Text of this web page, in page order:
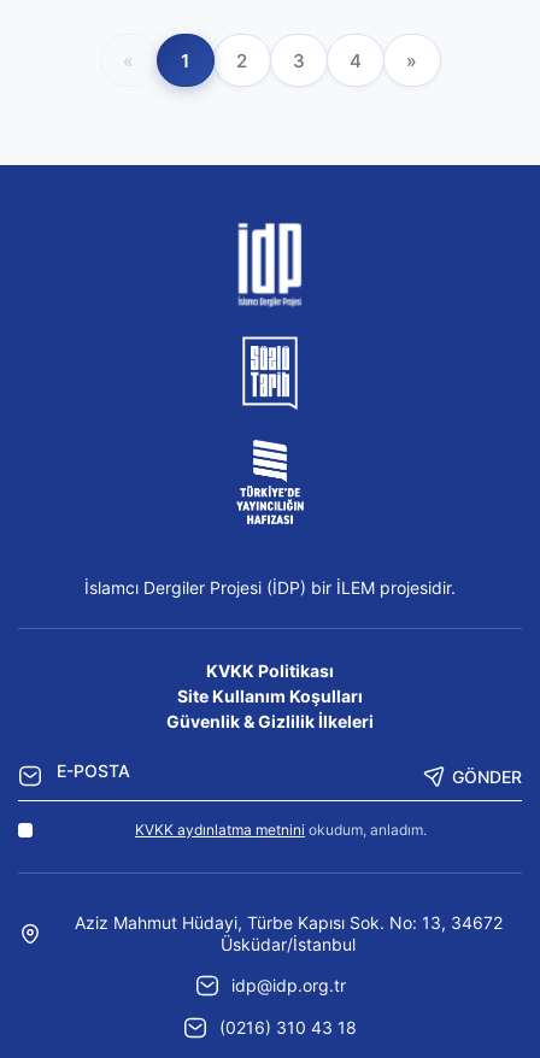
« 1 2 3 4 »
İslamcı Dergiler Projesi (İDP) bir İLEM projesidir.
KVKK Politikası
Site Kullanım Koşulları
Güvenlik & Gizlilik İlkeleri
GÖNDER
KVKK aydınlatma metnini okudum, anladım.
Aziz Mahmut Hüdayi, Türbe Kapısı Sok. No: 13, 34672
Üsküdar/İstanbul
idp@idp.org.tr
(0216) 310 43 18